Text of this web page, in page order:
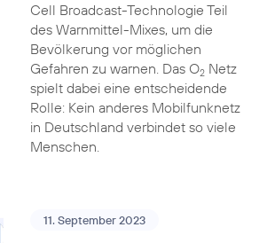
Cell Broadcast-Technologie Teil
des Warnmittel-Mixes, um die
Bevölkerung vor möglichen
Gefahren zu warnen. Das O2Netz
spielt dabei eine entscheidende
Rolle: Kein anderes Mobilfunknetz
in Deutschland verbindet so viele
Menschen.
11. September 2023